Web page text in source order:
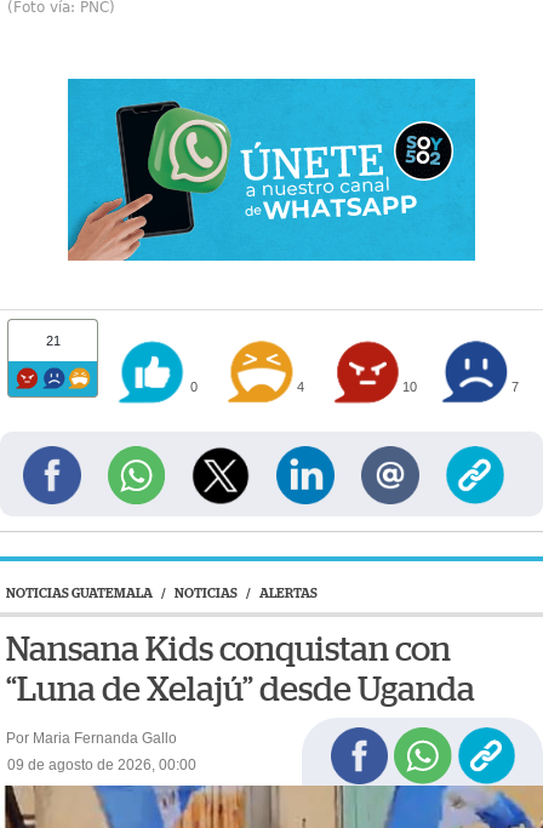
(Foto vía: PNC)
21
0 4 10 7
NOTICIAS GUATEMALA / NOTICIAS / ALERTAS
Nansana Kids conquistan con
“Luna de Xelajú” desde Uganda
Por Maria Fernanda Gallo
09 de agosto de 2026, 00:00